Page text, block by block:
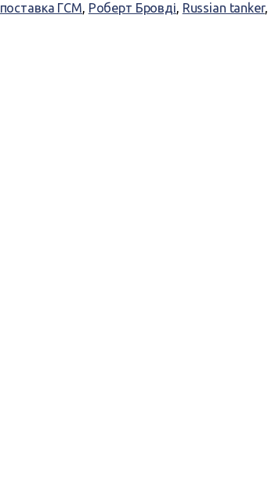
поставка ГСМ, Роберт Бровді, Russian tanker,